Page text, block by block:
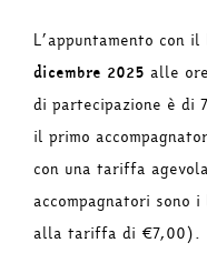
L’appuntamento con
dicembre 2025 alle
di partecipazione è di
il primo
con una tariffa
accompagnatori sono
alla tariffa di €7,00).